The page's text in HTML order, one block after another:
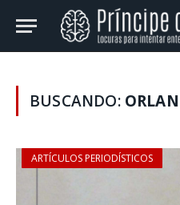
BUSCANDO:
ARTÍCULOS PERIODÍSTICOS